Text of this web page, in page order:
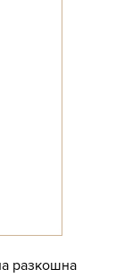
разкошна